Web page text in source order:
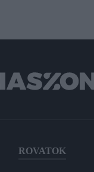
ROVATOK